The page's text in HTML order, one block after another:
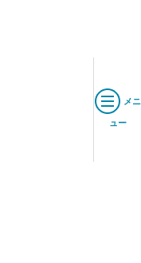
メニ
ュー